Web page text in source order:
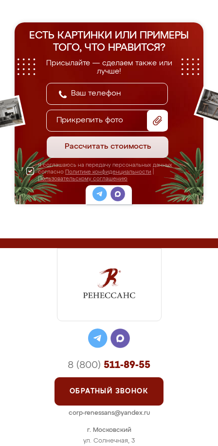
ЕСТЬ КАРТИНКИ ИЛИ ПРИМЕРЫ
ТОГО, ЧТО НРАВИТСЯ?
Присылайте — сделаем также или
лучше!
Прикрепить фото
Рассчитать стоимость
Я соглашаюсь на передачу персональных данных
согласно Политике конфиденциальности
Пользовательскому соглашению
г. Московский
ул. Солнечная, 3
8 (800) 511-89-55
ОБРАТНЫЙ ЗВОНОК
corp-renessans@yandex.ru